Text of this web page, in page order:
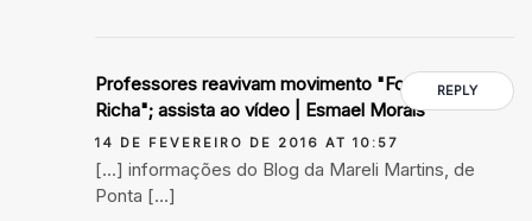
REPLY
Professores reavivam movimento "Fora Beto
Richa"; assista ao vídeo | Esmael Morais
14 DE FEVEREIRO DE 2016 AT 10:57
[…] informações do Blog da Mareli Martins, de
Ponta […]